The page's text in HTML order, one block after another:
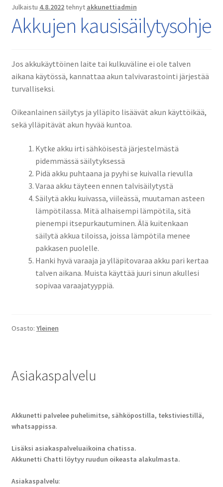
Julkaistu 4.8.2022tehnyt akkunettiadmin
Akkujen kausisäilytysohje
Jos akkukäyttöinen laite tai kulkuväline ei ole talven
aikana käytössä, kannattaa akun talvivarastointi järjestää
turvalliseksi.
Oikeanlainen säilytys ja ylläpito lisäävät akun käyttöikää,
sekä ylläpitävät akun hyvää kuntoa.
Kytke akku irti sähköisestä järjestelmästä
pidemmässä säilytyksessä
Pidä akku puhtaana ja pyyhi se kuivalla rievulla
Varaa akku täyteen ennen talvisäilytystä
Säilytä akku kuivassa, viileässä, muutaman asteen
lämpötilassa. Mitä alhaisempi lämpötila, sitä
pienempi itsepurkautuminen. Älä kuitenkaan
säilytä akkua tiloissa, joissa lämpötila menee
pakkasen puolelle.
Hanki hyvä varaaja ja ylläpitovaraa akku pari kertaa
talven aikana. Muista käyttää juuri sinun akullesi
sopivaa varaajatyyppiä.
Osasto: Yleinen
Asiakaspalvelu
Akkunetti palvelee puhelimitse, sähköpostilla, tekstiviestillä,
whatsappissa.
Lisäksi asiakaspalveluaikoina chatissa.
Akkunetti Chatti löytyy ruudun oikeasta alakulmasta.
Asiakaspalvelu: